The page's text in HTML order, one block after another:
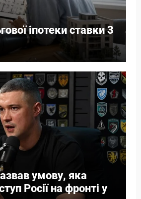
іпотеки ставки 3
умову, яка
Росії на фронті у